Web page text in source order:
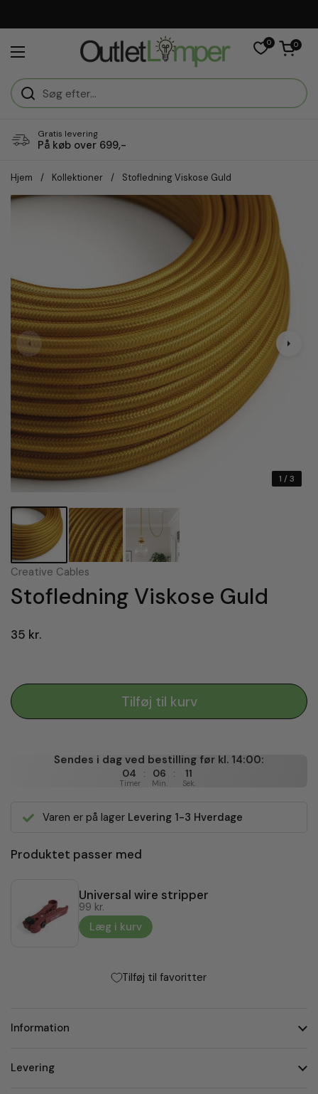
Åbn menuen
0 Åben vogn
0
Gratis levering
På køb over 699,-
Hjem / Kollektioner / Stofledning Viskose Guld
1 / 3
Creative Cables
Stofledning Viskose Guld
35 kr.
Tilføj til kurv
Sendes i dag ved bestilling før kl. 14:00:
04 : 06 : 11
Timer Min. Sek.
Varen er på lager Levering 1-3 Hverdage
Produktet passer med
Universal wire stripper
99 kr.
Læg i kurv
Tilføj til favoritter
Information
Levering